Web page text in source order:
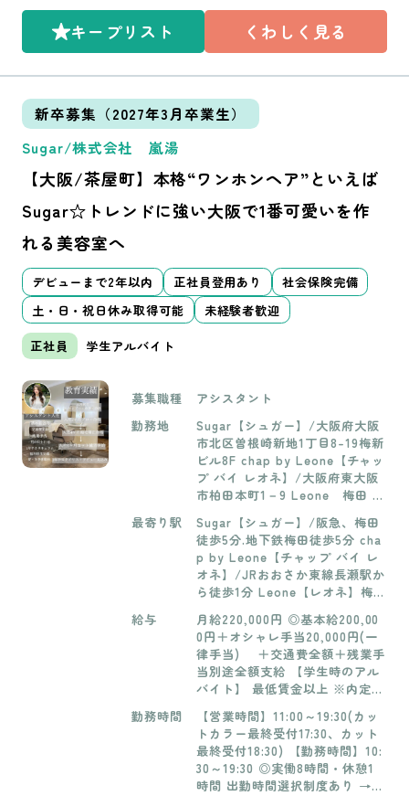
れば、営業時間内レッスン）
オーナーや先輩が教えてくれ
る。 17時頃：掃
流れはこんな感じです。
（お客様に信頼してもらえる
ッスン」 ・デビューカリ
キュラムに向けた技術レッスン
・お客様に信頼してもら
える為の接客・カウンセリング
分のことだけでなく、仲間への
協力ができる人になれるようチ
ームワークを学びます その
他： 材料管理 SNS管理 店
キープリスト くわしく見る
新卒募集（2027年3月卒業生）
Sugar/株式会社 嵐湯
【大阪/茶屋町】本格“ワンホンヘア”といえば
Sugar☆トレンドに強い大阪で1番可愛いを作
れる美容室へ
デビューまで2年以内 正社員登用あり
社会保険完備
土・日・祝日休み取得可能
未経験者歓迎
正社員 学生アルバイト
募集職種
アシスタント
勤務地
Sugar【シュガー】/大阪府大阪
市北区曽根崎新地1丁目8-19梅新
ビル8F chap by Leone【チャッ
プ バイ レオネ】/大阪府東大阪
市柏田本町1－9 Leone 梅田 中
7-25 中津インタービル 3階
最寄り駅
Sugar【シュガー】/阪急、梅田
徒歩5分.地下鉄梅田徒歩5分 cha
p by Leone【チャップ バイ レ
オネ】/JRおおさか東線長瀬駅か
ら徒歩1分 Leone【レオネ】梅
給与
月給220,000円 ◎基本給200,00
0円＋オシャレ手当20,000円(一
律手当) ＋交通費全額＋残業手
当別途全額支給 【学生時のアル
バイト】 最低賃金以上 ※内定者
勤務時間
【営業時間】11:00～19:30(カッ
トカラー最終受付17:30、カット
最終受付18:30) 【勤務時間】10:
30～19:30 ◎実働8時間・休憩1
時間 出勤時間選択制度あり →出